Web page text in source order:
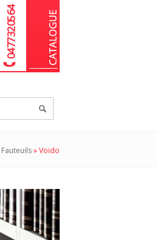
04 77 32 05 64
Fauteuils»Voido